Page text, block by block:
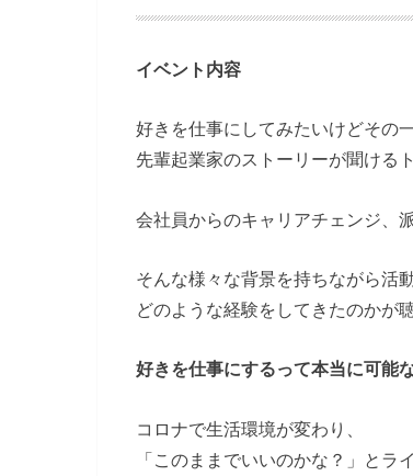
イベント内容
好きを仕事にしてみたいけどその
先輩起業家のストーリーが聞ける
会社員からのキャリアチェンジ、
そんな様々な背景を持ちながら活
どのような経験をしてきたのかが
好きを仕事にするって本当に可能
コロナで生活環境が変わり、
「このままでいいのかな？」と